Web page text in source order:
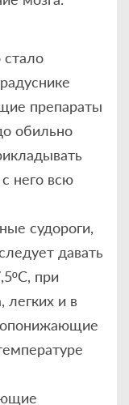
стало
препараты
обильно
него всю
судороги,
давать
при
легких и в